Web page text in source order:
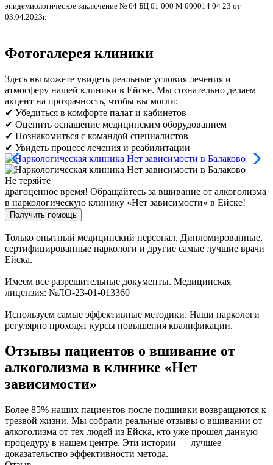
эпидемиологическое заключение № 64 БЦ 01 000 М 000014 04 23 от
03.04.2023г.
Фотогалерея клиники
Здесь вы можете увидеть реальные условия лечения и
атмосферу нашей клиники в Ейске. Мы сознательно делаем
акцент на прозрачность, чтобы вы могли:
✔ Убедиться в комфорте палат и кабинетов
✔ Оценить оснащение медицинским оборудованием
✔ Познакомиться с командой специалистов
✔ Увидеть процесс лечения и реабилитации
Не теряйте
драгоценное время! Обращайтесь за вшивание от алкоголизма
в наркологическую клинику «Нет зависимости» в Ейске!
Получить помощь
Только опытный медицинский персонал. Дипломированные,
сертифицированные наркологи и другие самые лучшие врачи
Ейска.
Имеем все разрешительные документы. Медицинская
лицензия: №ЛО-23-01-013360
Используем самые эффективные методики. Наши наркологи
регулярно проходят курсы повышения квалификации.
Отзывы пациентов о вшивание от
алкоголизма в клинике «Нет
зависимости»
Более 85% наших пациентов после подшивки возвращаются к
трезвой жизни. Мы собрали реальные отзывы о вшивании от
алкоголизма от тех людей из Ейска, кто уже прошел данную
процедуру в нашем центре. Эти истории — лучшее
доказательство эффективности метода.